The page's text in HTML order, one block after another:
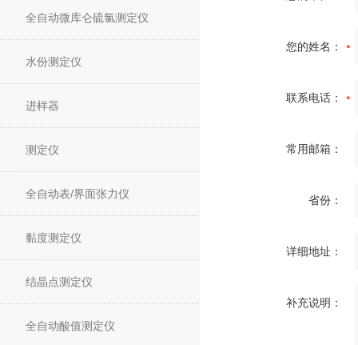
全自动微库仑硫氯测定仪
水份测定仪
进样器
测定仪
全自动表/界面张力仪
黏度测定仪
结晶点测定仪
全自动酸值测定仪
您的姓名：
联系电话：
常用邮箱：
省份：
详细地址：
补充说明：